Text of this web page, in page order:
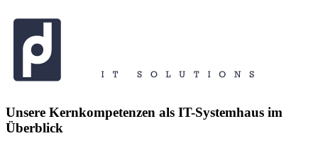
Unsere Kernkompetenzen als IT-Systemhaus im
Überblick